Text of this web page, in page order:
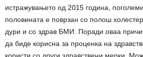
истражувањето од 2015 година,
половината е поврзан со полош
дури и со здрав БМИ. Поради оваа
да биде корисна за проценка на